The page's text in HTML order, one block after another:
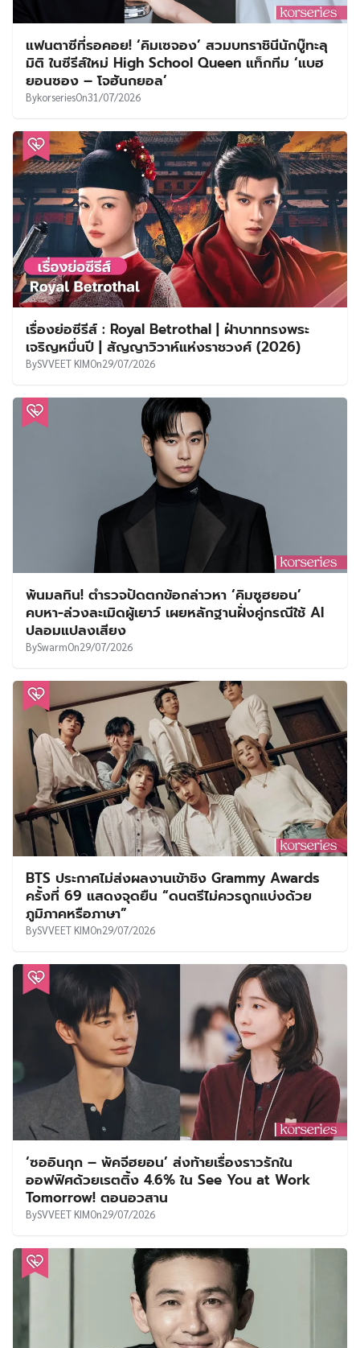
แฟนตาซีที่รอคอย! ‘คิมเซจอง’ สวมบทราชินีนักบู๊ทะลุ
มิติ ในซีรีส์ใหม่ High School Queen แท็กทีม ‘แบฮ
ยอนซอง – โจฮันกยอล’
BykorseriesOn31/07/2026
เรื่องย่อซีรีส์ : Royal Betrothal | ฝ่าบาททรงพระ
เจริญหมื่นปี | สัญญาวิวาห์แห่งราชวงศ์ (2026)
BySVVEET KIMOn29/07/2026
พ้นมลทิน! ตำรวจปัดตกข้อกล่าวหา ‘คิมซูฮยอน’
คบหา-ล่วงละเมิดผู้เยาว์ เผยหลักฐานฝั่งคู่กรณีใช้ AI
ปลอมแปลงเสียง
BySwarmOn29/07/2026
BTS ประกาศไม่ส่งผลงานเข้าชิง Grammy Awards
ครั้งที่ 69 แสดงจุดยืน “ดนตรีไม่ควรถูกแบ่งด้วย
ภูมิภาคหรือภาษา”
BySVVEET KIMOn29/07/2026
‘ซออินกุก – พัคจีฮยอน’ ส่งท้ายเรื่องราวรักใน
ออฟฟิศด้วยเรตติ้ง 4.6% ใน See You at Work
Tomorrow! ตอนอวสาน
BySVVEET KIMOn29/07/2026